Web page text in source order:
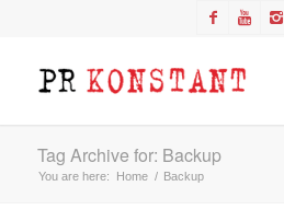
Tag Archive for: Backup
You are here: Home / Backup